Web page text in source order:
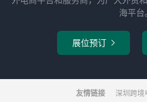
海平台
展位预订 
友情链接 深圳跨境